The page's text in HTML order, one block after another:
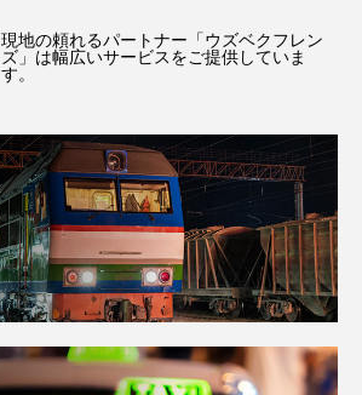
現地の頼れるパートナー「ウズベクフレン
ズ」は幅広いサービスをご提供していま
す。